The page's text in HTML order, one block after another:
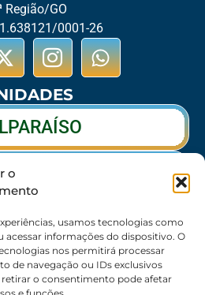
o
usamos tecnologias como
acessar informações do dispositivo. O
nos permitirá processar
de navegação ou IDs exclusivos
o consentimento pode afetar
Região/GO
0001-26
VERDE
NOVAS
SEDE